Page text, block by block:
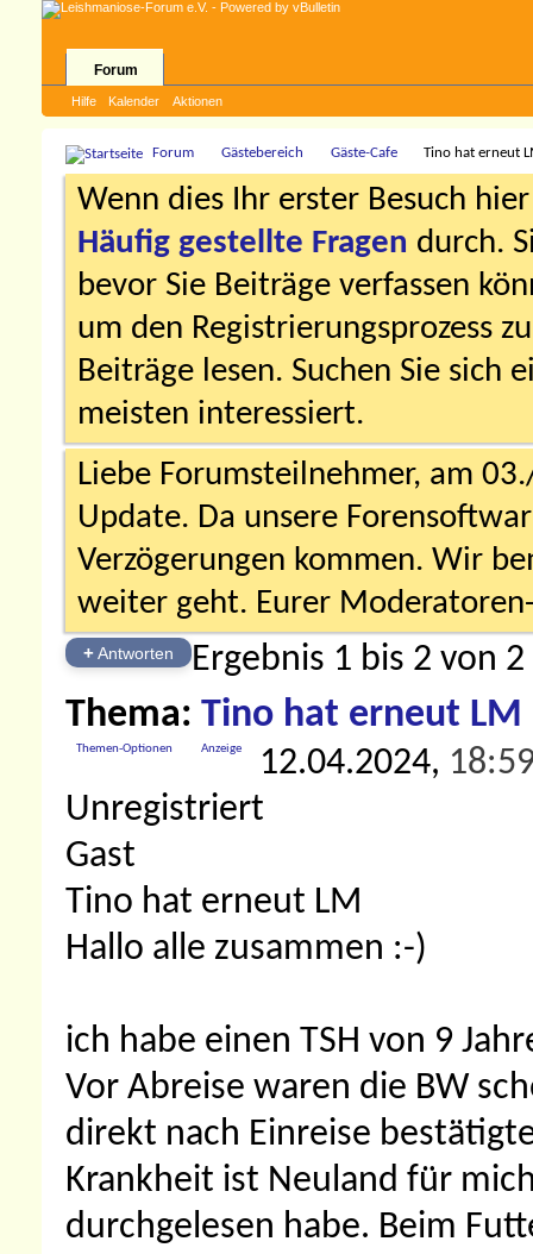
Forum
Hilfe Kalender Aktionen
Forum Gästebereich Gäste-Cafe Tino hat erneut
Wenn dies Ihr erster Besuch
Häufig gestellte Fragen durch.
bevor Sie Beiträge verfassen
um den Registrierungsprozess
Beiträge lesen. Suchen Sie sich
meisten interessiert.
Liebe Forumsteilnehmer, am
Update. Da unsere
Verzögerungen kommen. Wir
weiter geht. Eurer
+Antworten Ergebnis 1 bis 2 von 2
Thema: Tino hat erneut LM
Themen-Optionen Anzeige 12.04.2024,
Unregistriert
Gast
Tino hat erneut LM
Hallo alle zusammen :-)
ich habe einen TSH von 9
Vor Abreise waren die BW
direkt nach Einreise
Krankheit ist Neuland für
durchgelesen habe. Beim